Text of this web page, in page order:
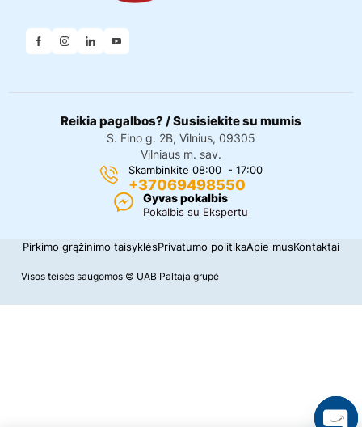
Reikia pagalbos? / Susisiekite su mumis
S. Fino g. 2B, Vilnius, 09305
Vilniaus m. sav.
Skambinkite 08:00 - 17:00
+37069498550
Gyvas pokalbis
Pokalbis su Ekspertu
Visos teisės saugomos © UAB Paltaja grupė
Pirkimo grąžinimo taisyklėsPrivatumo politikaApie musKontaktai